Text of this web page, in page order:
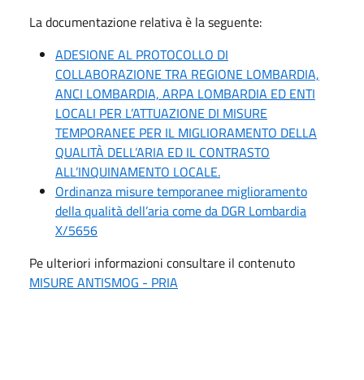
La documentazione relativa è la seguente:
ADESIONE AL PROTOCOLLO DI
COLLABORAZIONE TRA REGIONE LOMBARDIA,
ANCI LOMBARDIA, ARPA LOMBARDIA ED ENTI
LOCALI PER L’ATTUAZIONE DI MISURE
TEMPORANEE PER IL MIGLIORAMENTO DELLA
QUALITÀ DELL’ARIA ED IL CONTRASTO
ALL’INQUINAMENTO LOCALE.
Ordinanza misure temporanee miglioramento
della qualità dell’aria come da DGR Lombardia
X/5656
Pe ulteriori informazioni consultare il contenuto
MISURE ANTISMOG - PRIA